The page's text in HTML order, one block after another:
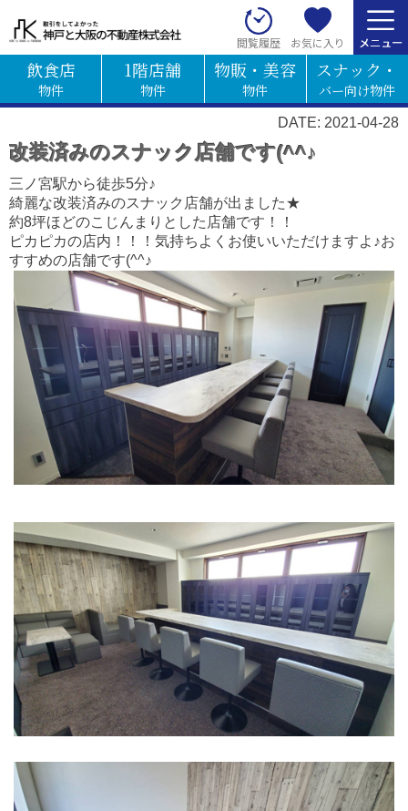
閲覧履歴 お気に入り
飲食店
物件
1階店舗
物件
物販・美容
物件
スナック・
バー向け物件
DATE: 2021-04-28
改装済みのスナック店舗です(^^♪
三ノ宮駅から徒歩5分♪
綺麗な改装済みのスナック店舗が出ました★
約8坪ほどのこじんまりとした店舗です！！
ピカピカの店内！！！気持ちよくお使いいただけますよ♪お
すすめの店舗です(^^♪